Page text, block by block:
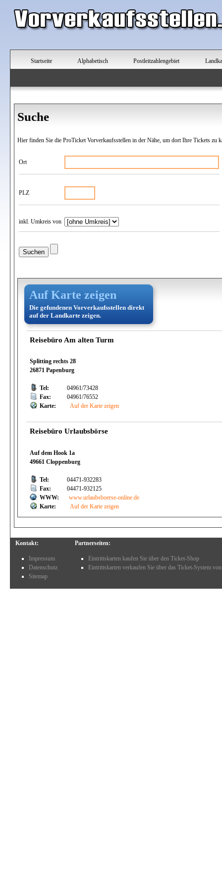
Startseite Alphabetisch Postleitzahlengebiet
Suche
Hier finden Sie die ProTicket Vorverkaufsstellen in der Nähe, um dort Ihre Tickets zu
Ort
PLZ
inkl. Umkreis von
Auf Karte zeigen
Die gefundenen Vorverkaufsstellen direkt
auf der Landkarte zeigen.
Reisebüro Am alten Turm
Splitting rechts 28
26871 Papenburg
Tel:
04961/73428
Fax:
04961/76552
Karte:
Auf der Karte zeigen
Reisebüro Urlaubsbörse
Auf dem Hook 1a
49661 Cloppenburg
Tel:
04471-932283
Fax:
04471-932125
WWW:
www.urlaubsboerse-online.de
Karte:
Auf der Karte zeigen
Kontakt:
Impressum
Datenschutz
Sitemap
Partnerseiten:
Eintrittskarten kaufen Sie über den Ticket-Shop
Eintrittskarten verkaufen Sie über das Ticket-System